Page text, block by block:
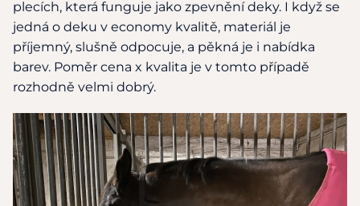
plecích, která funguje jako zpevnění deky. I když se
jedná o deku v economy kvalitě, materiál je
příjemný, slušně odpocuje, a pěkná je i nabídka
barev. Poměr cena x kvalita je v tomto případě
rozhodně velmi dobrý.